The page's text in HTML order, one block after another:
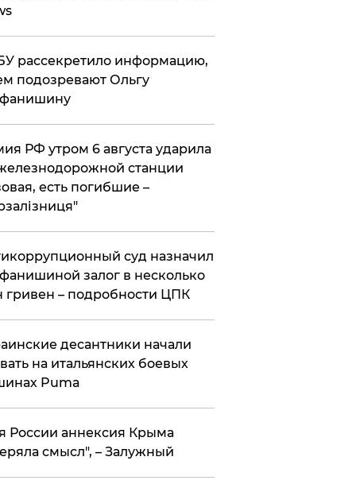
рассекретило информацию,
подозревают Ольгу
РФ утром 6 августа ударила
станции
есть погибшие –
суд назначил
залог в несколько
гривен – подробности ЦПК
десантники начали
на итальянских боевых
Puma
России аннексия Крыма
смысл", – Залужный